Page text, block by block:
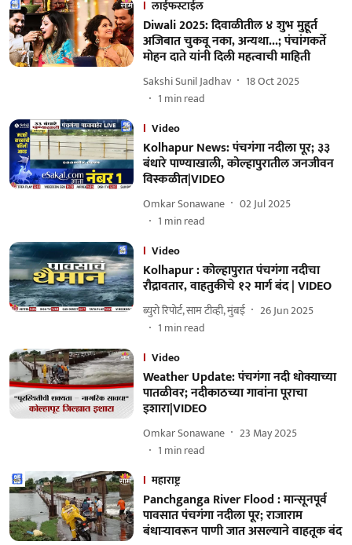
लाईफस्टाईल
Diwali 2025: दिवाळीतील ४ शुभ मुहूर्त
अजिबात चुकवू नका, अन्यथा...; पंचांगकर्ते
मोहन दाते यांनी दिली महत्वाची माहिती
Sakshi Sunil Jadhav
18 Oct 2025
1 min read
Video
Kolhapur News: पंचगंगा नदीला पूर; ३३
बंधारे पाण्याखाली, कोल्हापुरातील जनजीवन
विस्कळीत|VIDEO
Omkar Sonawane
02 Jul 2025
1 min read
Video
Kolhapur : कोल्हापुरात पंचगंगा नदीचा
रौद्रावतार, वाहतुकीचे १२ मार्ग बंद | VIDEO
ब्युरो रिपोर्ट, साम टीव्ही, मुंबई
26 Jun 2025
1 min read
Video
Weather Update: पंचगंगा नदी धोक्याच्या
पातळीवर; नदीकाठच्या गावांना पूराचा
इशारा|VIDEO
Omkar Sonawane
23 May 2025
1 min read
महाराष्ट्र
Panchganga River Flood : मान्सूनपूर्व
पावसात पंचगंगा नदीला पूर; राजाराम
बंधाऱ्यावरून पाणी जात असल्याने वाहतूक बंद